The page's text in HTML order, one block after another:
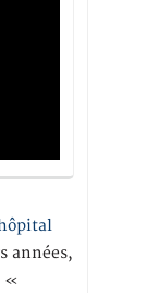
années,
«